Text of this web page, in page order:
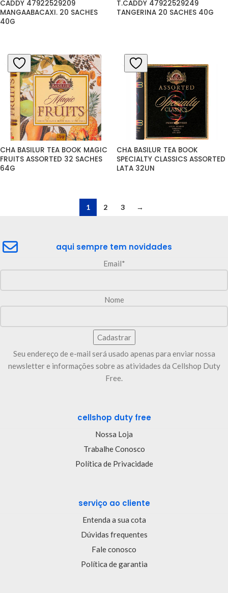
CADDY 47922529209
MANGAABACAXI. 20 SACHES
40G
T.CADDY 47922529249
TANGERINA 20 SACHES 40G
CHA BASILUR TEA BOOK MAGIC
FRUITS ASSORTED 32 SACHES
64G
CHA BASILUR TEA BOOK
SPECIALTY CLASSICS ASSORTED
LATA 32UN
1 2 3 →
aqui sempre tem novidades
Email*
Nome
Seu endereço de e-mail será usado apenas para enviar nossa
newsletter e informações sobre as atividades da Cellshop Duty
Free.
cellshop duty free
Nossa Loja
Trabalhe Conosco
Política de Privacidade
serviço ao cliente
Entenda a sua cota
Dúvidas frequentes
Fale conosco
Política de garantia